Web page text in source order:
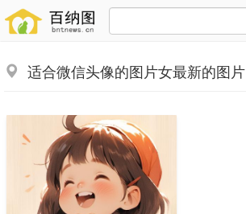
适合微信头像的图片女最新的图片